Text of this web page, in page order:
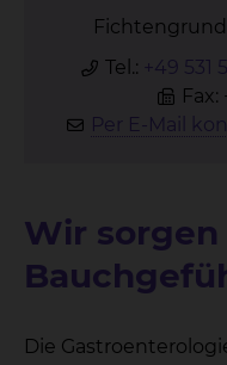
Fichtengrund
Tel.: +49 531
Fax:
Per E-Mail
Wir
Die